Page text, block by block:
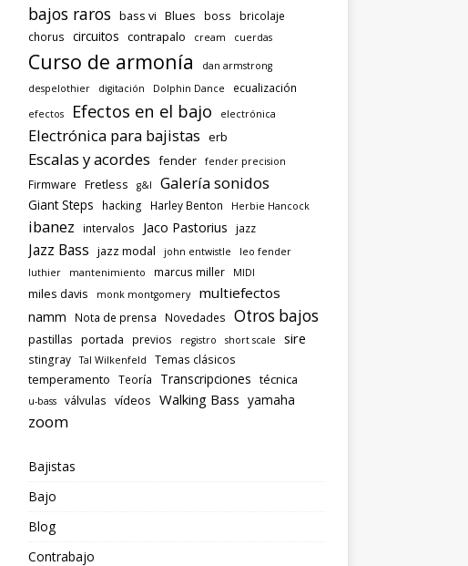
bajos raros bass vi Blues boss
bricolaje
chorus
circuitos contrapalo cream cuerdas
Curso de armonía
dan armstrong
despelothier
digitación Dolphin Dance ecualización
efectos Efectos en el bajo electrónica
Electrónica para bajistas erb
Escalas y acordes fender fender precision
Firmware Fretless g&l Galería sonidos
Giant Steps hacking Harley Benton Herbie Hancock
ibanez intervalos Jaco Pastorius jazz
Jazz Bass jazz modal john entwistle
leo fender
luthier
mantenimiento marcus miller MIDI
miles davis monk montgomery multiefectos
namm Nota de prensa Novedades Otros bajos
pastillas portada previos registro short scale sire
stingray Tal Wilkenfeld Temas clásicos
temperamento Teoría Transcripciones técnica
u-bass válvulas vídeos Walking Bass yamaha
zoom
Bajistas
Bajo
Blog
Contrabajo